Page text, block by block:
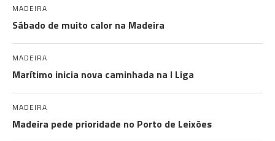
MADEIRA
Sábado de muito calor na Madeira
MADEIRA
Marítimo inicia nova caminhada na I Liga
MADEIRA
Madeira pede prioridade no Porto de Leixões